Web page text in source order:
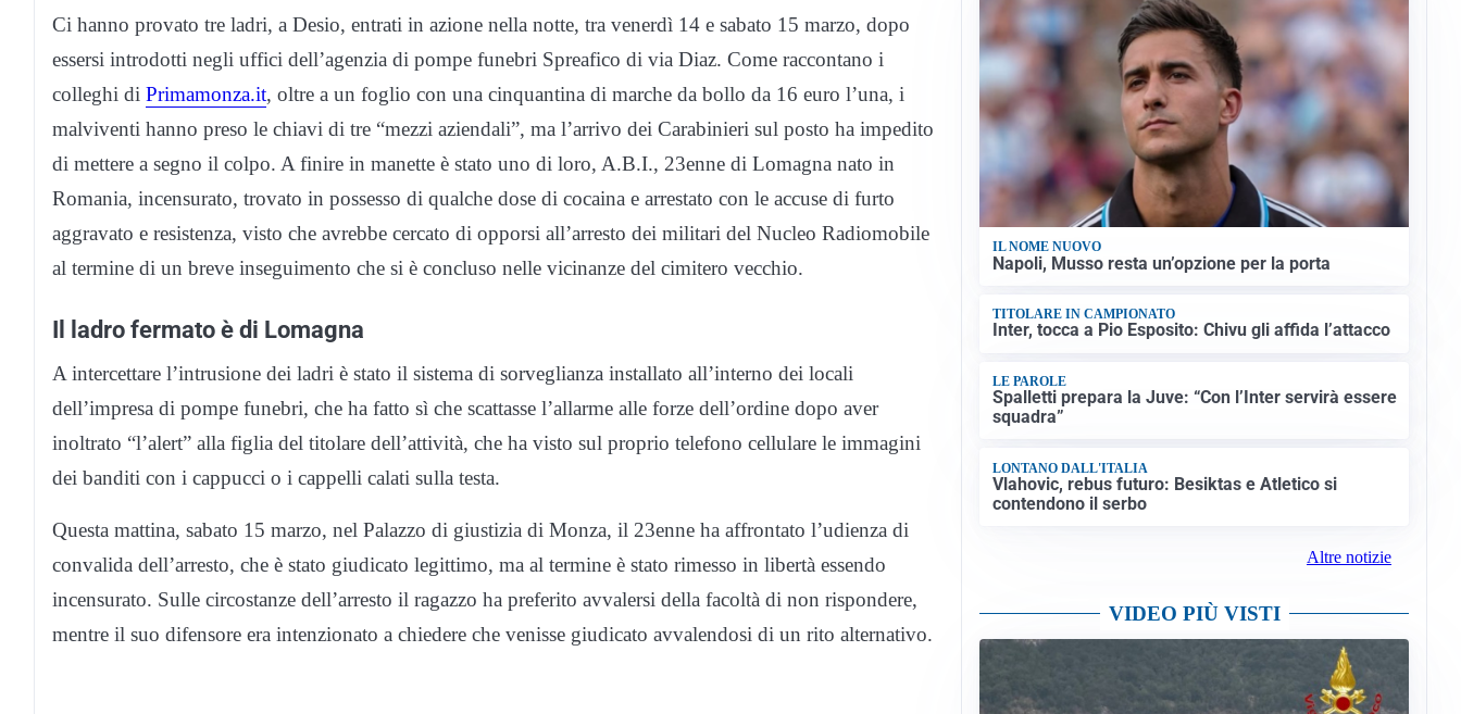
Ci hanno provato tre ladri, a Desio, entrati in azione nella notte, tra venerdì 14 e sabato 15 marzo, dopo
essersi introdotti negli uffici dell’agenzia di pompe funebri Spreafico di via Diaz. Come raccontano i
colleghi di Primamonza.it, oltre a un foglio con una cinquantina di marche da bollo da 16 euro l’una, i
malviventi hanno preso le chiavi di tre “mezzi aziendali”, ma l’arrivo dei Carabinieri sul posto ha impedito
di mettere a segno il colpo. A finire in manette è stato uno di loro, A.B.I., 23enne di Lomagna nato in
Romania, incensurato, trovato in possesso di qualche dose di cocaina e arrestato con le accuse di furto
aggravato e resistenza, visto che avrebbe cercato di opporsi all’arresto dei militari del Nucleo Radiomobile
al termine di un breve inseguimento che si è concluso nelle vicinanze del cimitero vecchio.
Il ladro fermato è di Lomagna
A intercettare l’intrusione dei ladri è stato il sistema di sorveglianza installato all’interno dei locali
dell’impresa di pompe funebri, che ha fatto sì che scattasse l’allarme alle forze dell’ordine dopo aver
inoltrato “l’alert” alla figlia del titolare dell’attività, che ha visto sul proprio telefono cellulare le immagini
dei banditi con i cappucci o i cappelli calati sulla testa.
Questa mattina, sabato 15 marzo, nel Palazzo di giustizia di Monza, il 23enne ha affrontato l’udienza di
convalida dell’arresto, che è stato giudicato legittimo, ma al termine è stato rimesso in libertà essendo
incensurato. Sulle circostanze dell’arresto il ragazzo ha preferito avvalersi della facoltà di non rispondere,
mentre il suo difensore era intenzionato a chiedere che venisse giudicato avvalendosi di un rito alternativo.
IL NOME NUOVO
Napoli, Musso resta un’opzione per la porta
TITOLARE IN CAMPIONATO
Inter, tocca a Pio Esposito: Chivu gli affida l’attacco
LE PAROLE
Spalletti prepara la Juve: “Con l’Inter servirà essere
squadra”
LONTANO DALL'ITALIA
Vlahovic, rebus futuro: Besiktas e Atletico si
contendono il serbo
Altre notizie
VIDEO PIÙ VISTI